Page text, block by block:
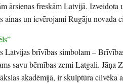
ārsienas freskām Latvijā. Izveidota
ainas un ievērojami Rugāju novada
Latvijas brīvības simbolam –
savu bērnības zemi Latgali. Jāņa
akadēmijā, ir skulptūra cilvēka